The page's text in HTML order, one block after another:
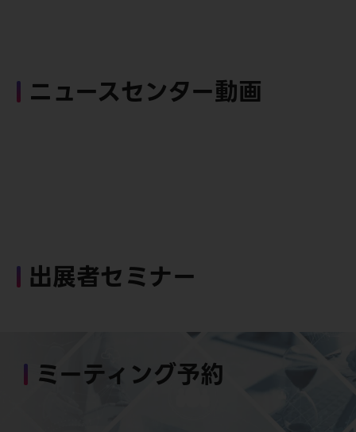
ニュースセンター動画
出展者セミナー
ミーティング予約